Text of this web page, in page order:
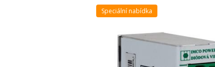
Speciální nabídka